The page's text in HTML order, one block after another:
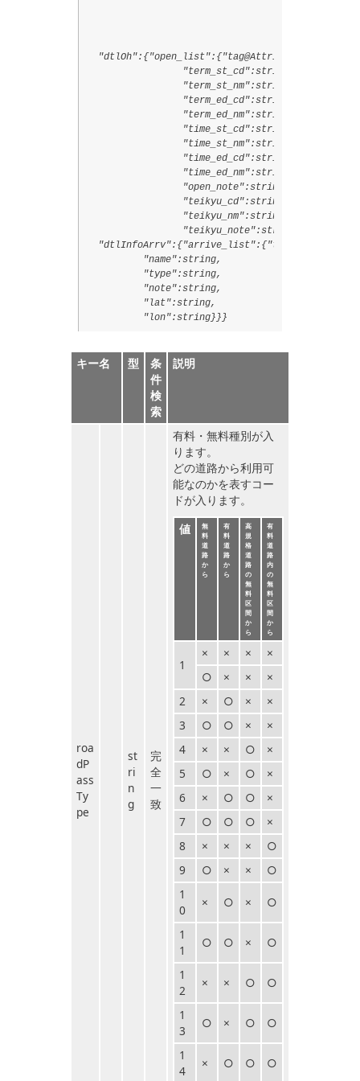
                 "term_st_cd":string,
                 "term_st_nm":string,
                 "term_ed_cd":string,
                 "term_ed_nm":string,
                 "time_st_cd":string,
                 "time_st_nm":string,
                 "time_ed_cd":string,
                 "time_ed_nm":string,
                 "open_note":string,
                 "teikyu_cd":string,
                 "teikyu_nm":string,
                 "teikyu_note":string}},
          "name":string,
          "type":string,
          "note":string,
          "lat":string,
          "lon":string}}}
キー名 型
条
件
検
索
説明
roa
dP
ass
Ty
pe
st
ri
n
g
完
全
一
致
有料・無料種別が入
ります。
どの道路から利用可
能なのかを表すコー
ドが入ります。
値
無
料
道
路
か
ら
有
料
道
路
か
ら
高
規
格
道
路
の
無
料
区
間
か
ら
有
料
道
路
内
の
無
料
区
間
か
ら
1
× × ×
×
○
× ×
×
2
× ○ ×
×
3
○ ○ ×
×
4
× × ○
×
5
○ × ○
×
6
× ○ ○
×
7
○ ○ ○
×
8
× × ×
○
9
○ × ×
○
1
0
× ○ × ○
1
1
○ ○ × ○
1
2
× × ○ ○
1
3
○ × ○ ○
1
4
× ○ ○ ○